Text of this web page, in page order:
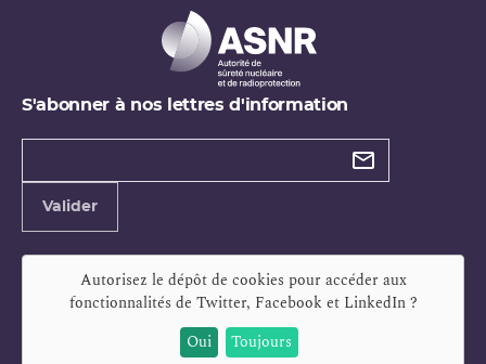
S'abonner à nos lettres d'information
Types de
Valider
Autorisez le dépôt de cookies pour accéder aux
fonctionnalités de Twitter, Facebook et LinkedIn?
Oui
Toujours